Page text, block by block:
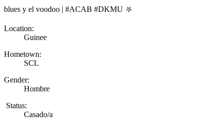
blues y el voodoo | #ACAB #DKMU ⛧
Location:
Guinee
Hometown:
SCL
Gender:
Hombre
Status:
Casado/a